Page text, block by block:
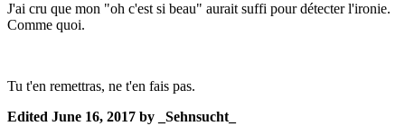
J'ai cru que mon "oh c'est si beau" aurait suffi pour détecter l'ironie.
Comme quoi.
Tu t'en remettras, ne t'en fais pas.
Edited June 16, 2017 by _Sehnsucht_